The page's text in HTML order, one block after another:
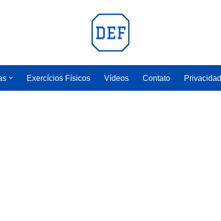
Exercícios Físicos Vídeos Contato